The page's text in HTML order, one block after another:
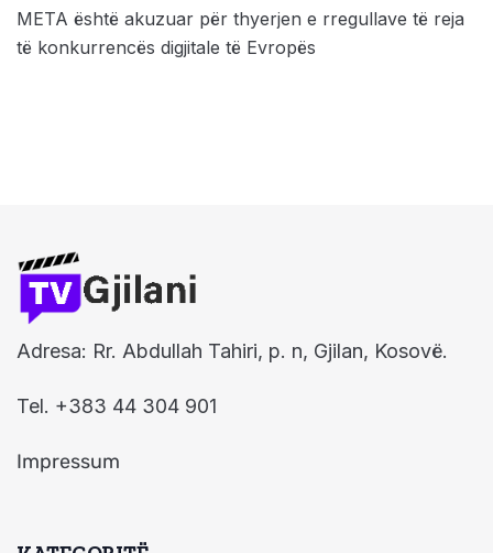
META është akuzuar për thyerjen e rregullave të reja
të konkurrencës digjitale të Evropës
Adresa: Rr. Abdullah Tahiri, p. n, Gjilan, Kosovë.
Tel. +383 44 304 901
Impressum